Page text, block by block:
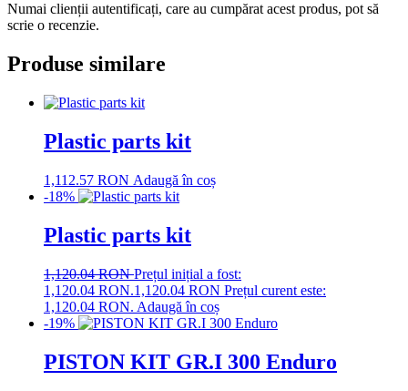
Numai clienții autentificați, care au cumpărat acest produs, pot să
scrie o recenzie.
Produse similare
Plastic parts kit
1,112.57 RON Adaugă în coș
-18%
Plastic parts kit
1,120.04RONPrețul inițial a fost:
1,120.04 RON.1,120.04 RON Prețul curent este:
1,120.04 RON. Adaugă în coș
-19%
PISTON KIT GR.I 300 Enduro